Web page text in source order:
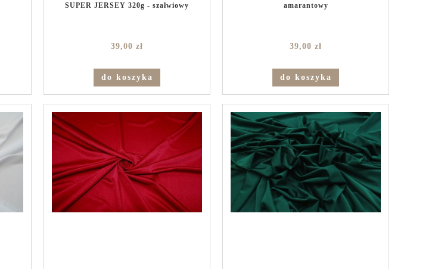
SUPER JERSEY 320g - szałwiowy
39,00 zł
do koszyka
amarantowy
39,00 zł
do koszyka